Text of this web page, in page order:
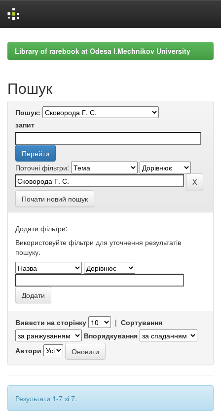
navigationLibrary of rarebook at Odesa I.Mechnikov University
Пошук
Пошук:
запит
Поточні фільтри:
Почати новий пошук
Додати фільтри:
Використовуйте фільтри для уточнення результатів
пошуку.
Вивести на сторінку | Сортування
Впорядкування
Автори
Результати 1-7 зі 7.